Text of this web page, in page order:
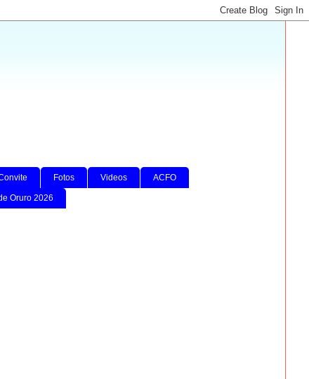
Fotos Videos ACFO
Oruro 2026